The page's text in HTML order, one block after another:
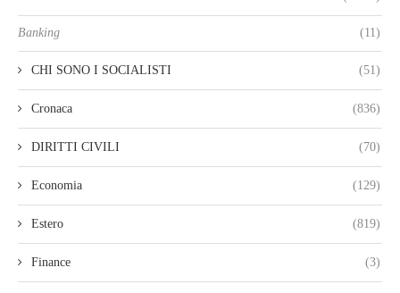
Banking (11)
CHI SONO I SOCIALISTI (51)
Cronaca (836)
DIRITTI CIVILI (70)
Economia (129)
Estero (819)
Finance (3)